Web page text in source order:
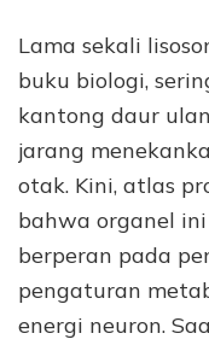
Lama sekali
buku biologi,
kantong daur
jarang
otak. Kini, atlas
bahwa organel
berperan pada
pengaturan
energi neuron.